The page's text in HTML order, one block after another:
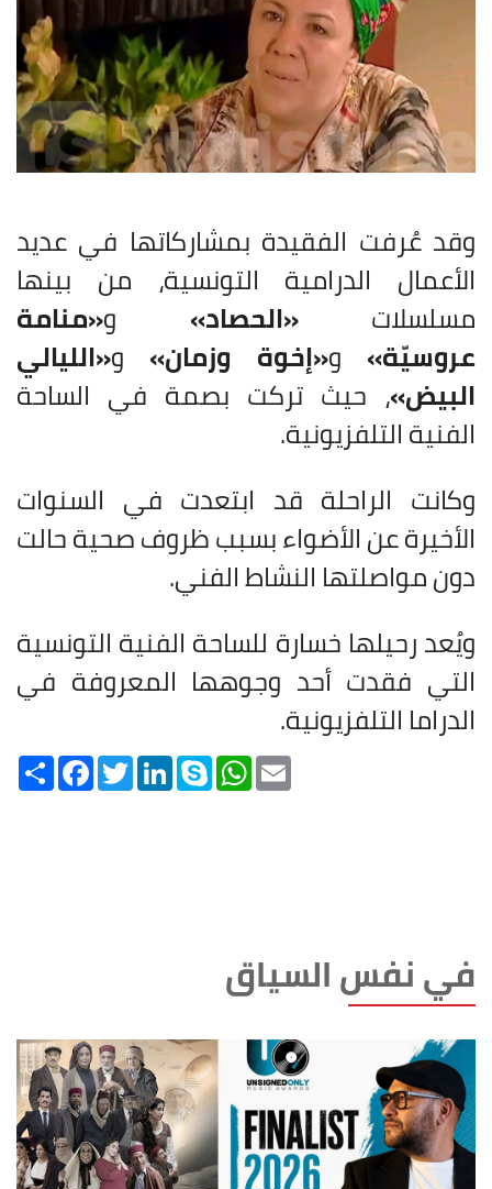
وقد عُرفت الفقيدة بمشاركاتها في عديد
الأعمال الدرامية التونسية، من بينها
مسلسلات«الحصاد» و«منامة
عروسيّة» و«إخوة وزمان» و«الليالي
البيض»، حيث تركت بصمة في الساحة
الفنية التلفزيونية.
وكانت الراحلة قد ابتعدت في السنوات
الأخيرة عن الأضواء بسبب ظروف صحية حالت
دون مواصلتها النشاط الفني.
ويُعد رحيلها خسارة للساحة الفنية التونسية
التي فقدت أحد وجوهها المعروفة في
الدراما التلفزيونية.
Share FacebookTwitterLinkedInSkype WhatsApp
في نفس السياق